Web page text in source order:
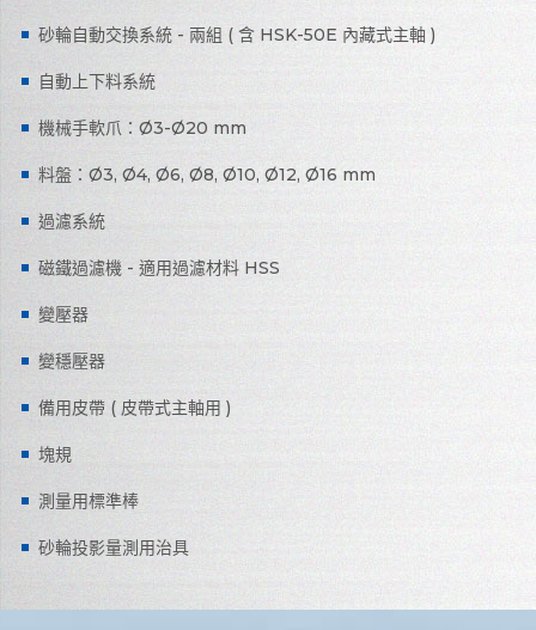
砂輪自動交換系統 - 兩組 ( 含 HSK-50E 內藏式主軸 )
自動上下料系統
機械手軟爪：Ø3-Ø20 mm
料盤：Ø3, Ø4, Ø6, Ø8, Ø10, Ø12, Ø16 mm
過濾系統
磁鐵過濾機 - 適用過濾材料 HSS
變壓器
變穩壓器
備用皮帶 ( 皮帶式主軸用 )
塊規
測量用標準棒
砂輪投影量測用治具